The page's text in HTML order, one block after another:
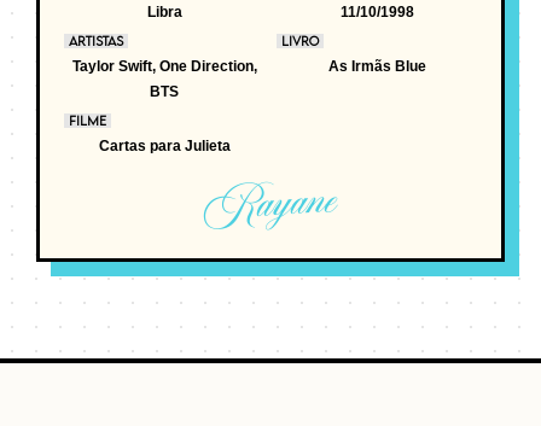
Libra 11/10/1998
ARTISTAS
Taylor Swift, One Direction,
BTS
LIVRO
As Irmãs Blue
FILME
Cartas para Julieta
Rayane